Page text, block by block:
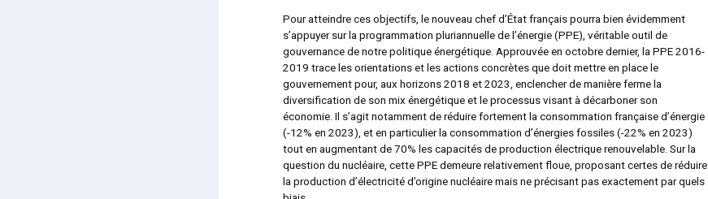
Pour atteindre ces objectifs, le nouveau chef d’État français pourra bien évidemment
s’appuyer sur la programmation pluriannuelle de l’énergie (PPE), véritable outil de
gouvernance de notre politique énergétique. Approuvée en octobre dernier, la PPE 2016-
2019 trace les orientations et les actions concrètes que doit mettre en place le
gouvernement pour, aux horizons 2018 et 2023, enclencher de manière ferme la
diversification de son mix énergétique et le processus visant à décarboner son
économie. Il s’agit notamment de réduire fortement la consommation française d’énergie
(-12% en 2023), et en particulier la consommation d’énergies fossiles (-22% en 2023)
tout en augmentant de 70% les capacités de production électrique renouvelable. Sur la
question du nucléaire, cette PPE demeure relativement floue, proposant certes de réduire
la production d’électricité d’origine nucléaire mais ne précisant pas exactement par quels